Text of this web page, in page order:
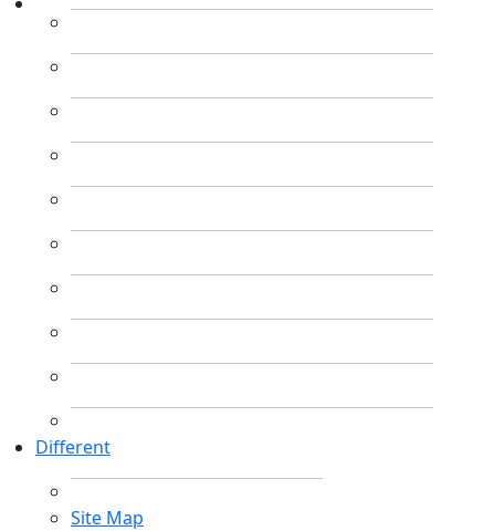
Different
Site Map